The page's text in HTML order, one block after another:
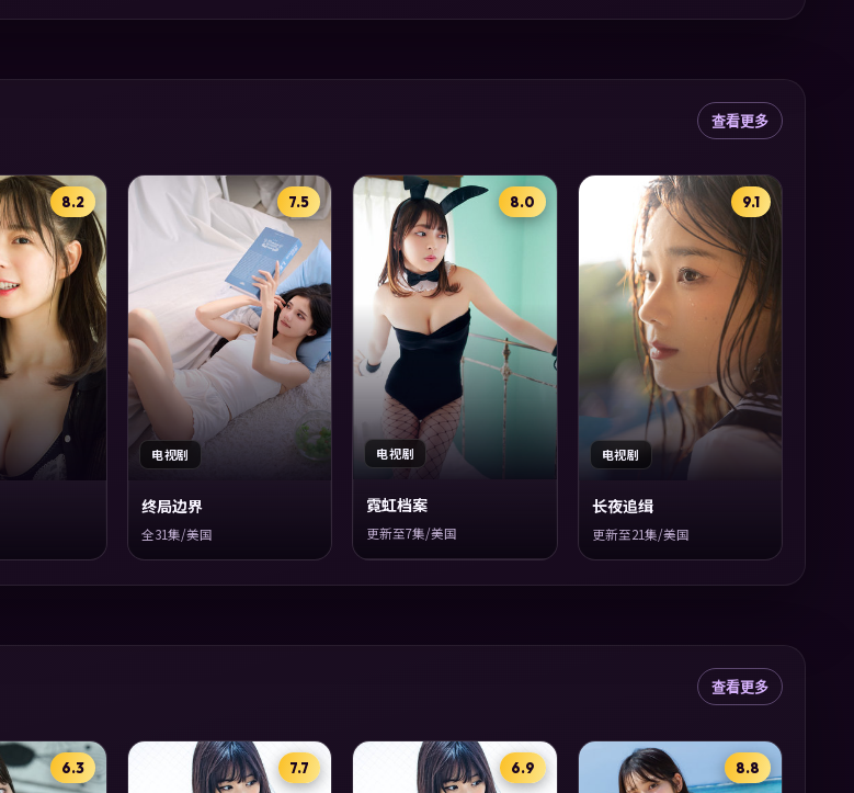
查看更多
8.2 7.5
电视剧
终局边界
全31集/美国
8.0
电视剧
霓虹档案
更新至7集/美国
9.1
电视剧
长夜追缉
更新至21集/美国
查看更多
6.3 7.7 6.9 8.8